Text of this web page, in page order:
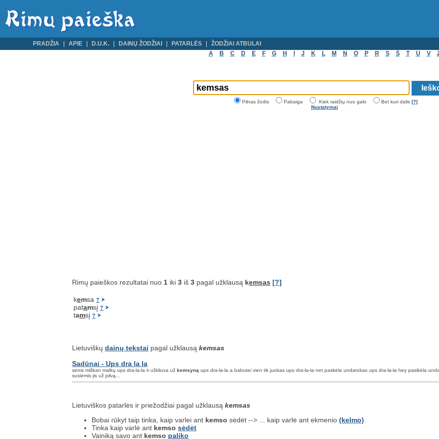
PRADŽIA APIE D.U.K. DAINŲ ŽODŽIAI PATARLĖS
ŽODŽIAI ATBULAI
A
B C D E F G H J K L M N O P R S Š T U V
Pilnas žodis Pabaiga Kiek raidžių nuo galo Bet kuri dalis [?]
Nustatymai
Rimų paieškos rezultatai nuo 1 iki3 iš3 pagal užklausą kemsas [?]
kemsa?
patamsį?
tamsį?
Lietuviškųdainų tekstai pagal užklausąkemsas
Sadūnai - Ups dra la la
senis miškan malkų ups dra-la-la ir užkliuva užkemsyną ups dra-la-la a babutei vien tik juokas ups dra-la-la net paskėla undarokas ups dra-la-la hey pasikėla
susiėmis jis už pilvą...
Lietuviškos patarlės ir priežodžiai pagal užklausąkemsas
Bobai rūkyt taip tinka, kaip varlei ant kemso sėdėt --> ... kaip varlė ant ekmenio(kelmo)
Tinka kaip varlė ant kemso sėdėt
Vainiką savo ant kemso paliko